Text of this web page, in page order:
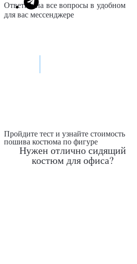
Ответим на все вопросы в удобном
для вас мессенджере
Пройдите тест и узнайте стоимость
пошива костюма по фигуре
Нужен отлично сидящий
костюм для офиса?